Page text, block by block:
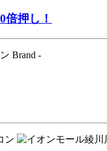
倍押し！
Brand -